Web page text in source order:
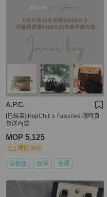
A.P.C.
[已結束] PopChill x Fascinee 限時買
包送內袋
MOP 5,125
現折 200
全新品 台灣 免運